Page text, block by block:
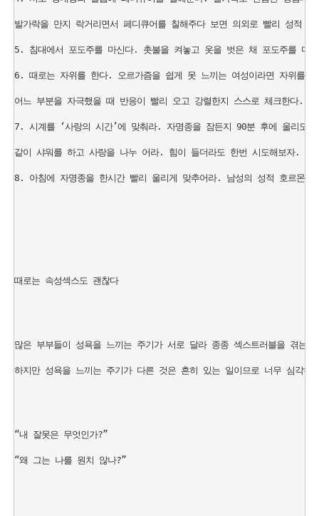
발가락을 만지 락거리면서 페디큐어를 칠해주다 보면 의외로 빨리 성적
5. 침대에서 포도주를 마신다. 촛불을 켜놓고 옷을 벗은 채 포도주를 마
6. 때로는 자위를 한다. 오르가즘을 쉽게 못 느끼는 여성이라면 자위를
어느 부분을 자극했을 때 반응이 빨리 오고 강렬한지 스스로 체크한다.
7. 시계를 ‘사랑의 시간’에 맞춰라. 자명종을 잠든지 90분 후에 울리
같이 샤워를 하고 사랑을 나누 어라. 힘이 들더라도 한번 시도해보자.
8. 아침에 자명종을 한시간 빨리 울리게 맞추어라. 남성의 성적 호르몬
때로는 속성섹스도 괜찮다
많은 부부들이 성욕을 느끼는 주기가 서로 달라 종종 섹스트러블을 겪는
하지만 성욕을 느끼는 주기가 다른 것은 흔히 있는 일이므로 너무 심각
“내 잘못은 무엇인가?”
“왜 그는 나를 원치 않나?”